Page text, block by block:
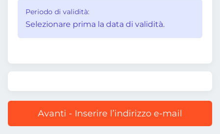
Periodo di validità:
Selezionare prima la data di validità.
Avanti - Inserire l’indirizzo e-mail